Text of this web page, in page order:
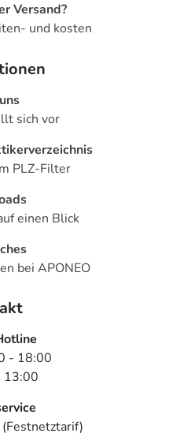
Versand?
und kosten
sich vor
PLZ-Filter
einen Blick
bei APONEO
- 18:00
13:00